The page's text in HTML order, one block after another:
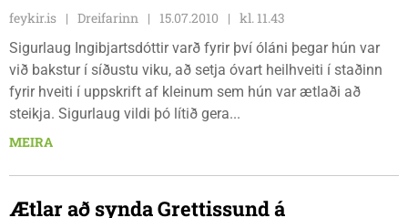
feykir.is Dreifarinn 15.07.2010
kl. 11.43
Sigurlaug Ingibjartsdóttir varð fyrir því óláni þegar hún var
við bakstur í síðustu viku, að setja óvart heilhveiti í staðinn
fyrir hveiti í uppskrift af kleinum sem hún var ætlaði að
steikja. Sigurlaug vildi þó lítið gera...
MEIRA
Ætlar að synda Grettissund á